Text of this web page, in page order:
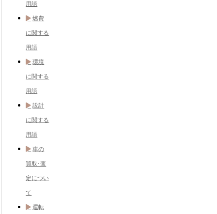
用語
燃費
に関する
用語
環境
に関する
用語
設計
に関する
用語
車の
買取･査
定につい
て
運転